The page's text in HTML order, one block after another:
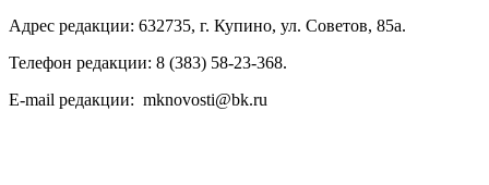
Адрес редакции: 632735, г. Купино, ул. Советов, 85а.
Телефон редакции: 8 (383) 58-23-368.
E-mail редакции: mknovosti@bk.ru